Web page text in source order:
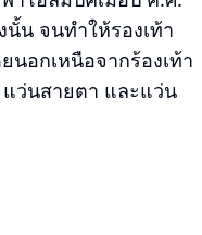
น จนทำให้รองเท้า
อกเหนือจากร้องเท้า
ว่นสายตา และแว่น